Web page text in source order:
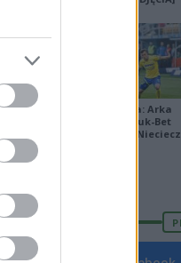
FORMA
Ekstraklasa: Arka
Gdynia - Bruk-Bet
Termalica